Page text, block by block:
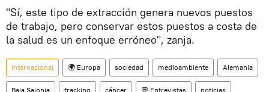
"Sí, este tipo de extracción genera nuevos puestos
de trabajo, pero conservar estos puestos a costa de
la salud es un enfoque erróneo", zanja.
Internacional 🌍 Europa sociedad medioambiente Alemania
Baja Sajonia fracking cáncer 💬 Entrevistas noticias